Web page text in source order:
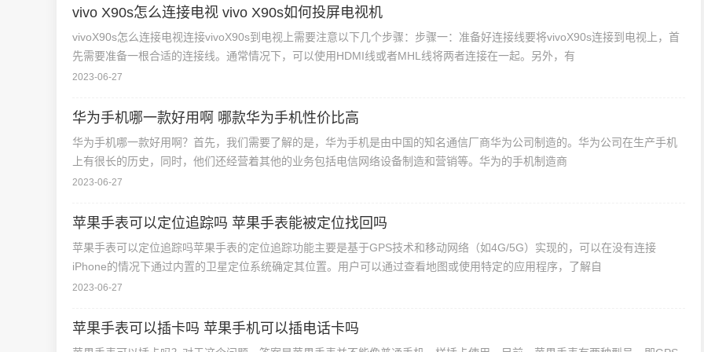
vivo X90s怎么连接电视 vivo X90s如何投屏电视机
vivoX90s怎么连接电视连接vivoX90s到电视上需要注意以下几个步骤：步骤一：准备好连接线要将vivoX90s连接到电视上，首
先需要准备一根合适的连接线。通常情况下，可以使用HDMI线或者MHL线将两者连接在一起。另外，有
2023-06-27
华为手机哪一款好用啊 哪款华为手机性价比高
华为手机哪一款好用啊？首先，我们需要了解的是，华为手机是由中国的知名通信厂商华为公司制造的。华为公司在生产手机
上有很长的历史，同时，他们还经营着其他的业务包括电信网络设备制造和营销等。华为的手机制造商
2023-06-27
苹果手表可以定位追踪吗 苹果手表能被定位找回吗
苹果手表可以定位追踪吗苹果手表的定位追踪功能主要是基于GPS技术和移动网络（如4G/5G）实现的，可以在没有连接
iPhone的情况下通过内置的卫星定位系统确定其位置。用户可以通过查看地图或使用特定的应用程序，了解自
2023-06-27
苹果手表可以插卡吗 苹果手机可以插电话卡吗